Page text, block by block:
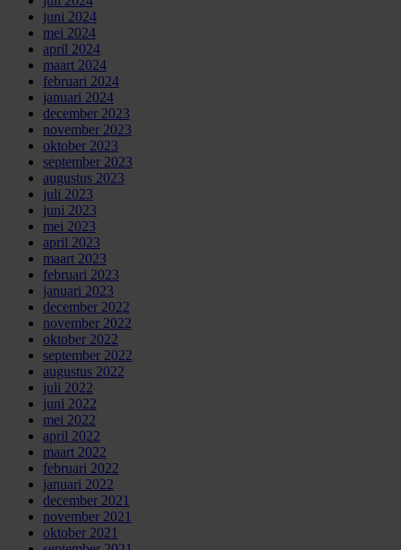
juni 2024
mei 2024
april 2024
maart 2024
februari 2024
januari 2024
december 2023
november 2023
oktober 2023
september 2023
augustus 2023
juli 2023
juni 2023
mei 2023
april 2023
maart 2023
februari 2023
januari 2023
december 2022
november 2022
oktober 2022
september 2022
augustus 2022
juli 2022
juni 2022
mei 2022
april 2022
maart 2022
februari 2022
januari 2022
december 2021
november 2021
oktober 2021